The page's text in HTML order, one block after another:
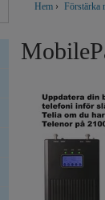
Hem › Förstärka